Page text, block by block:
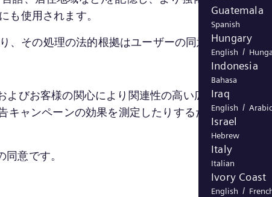
Guatemala
Spanish
Hungary
English /
Indonesia
Bahasa
Iraq
English / Arabic
Israel
Hebrew
Italy
Italian
Ivory Coast
English /
も使用されます。
、その処理の法的根拠はユーザーの同意です。
びお客様の関心により関連性の高い広告を第三者の
キャンペーンの効果を測定したりするためにも使用さ
意です。